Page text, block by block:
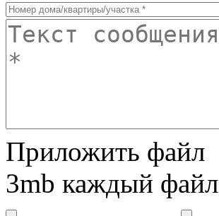
Приложить файл
3mb каждый файл